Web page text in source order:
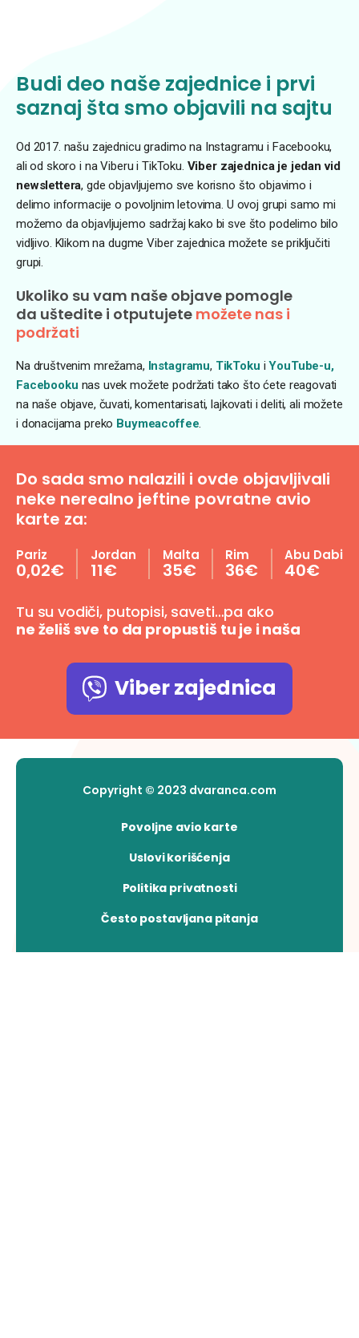
Budi deo naše zajednice i prvi
saznaj šta smo objavili na sajtu
Od 2017. našu zajednicu gradimo na Instagramu i Facebooku,
ali od skoro i na Viberu i TikToku. Viber zajednica je jedan vid
newslettera, gde objavljujemo sve korisno što objavimo i
delimo informacije o povoljnim letovima. U ovoj grupi samo mi
možemo da objavljujemo sadržaj kako bi sve što podelimo bilo
vidljivo. Klikom na dugme Viber zajednica možete se priključiti
grupi.
Ukoliko su vam naše objave pomogle
da uštedite i otputujete možete nas i
podržati
Na društvenim mrežama, Instagramu, TikToku iYouTube-u,
Facebooku nas uvek možete podržati tako što ćete reagovati
na naše objave, čuvati, komentarisati, lajkovati i deliti, ali možete
i donacijama preko Buymeacoffee
Do sada smo nalazili i ovde objavljivali
neke nerealno jeftine povratne avio
karte za:
Pariz
0,02€
Jordan
11€
Malta
35€
Rim
36€
Abu Dabi
40€
Tu su vodiči, putopisi, saveti…pa ako
ne želiš sve to da propustiš tu je i naša
Viber zajednica
Copyright © 2023 dvaranca.com
Povoljne avio karte
Uslovi korišćenja
Politika privatnosti
Često postavljana pitanja